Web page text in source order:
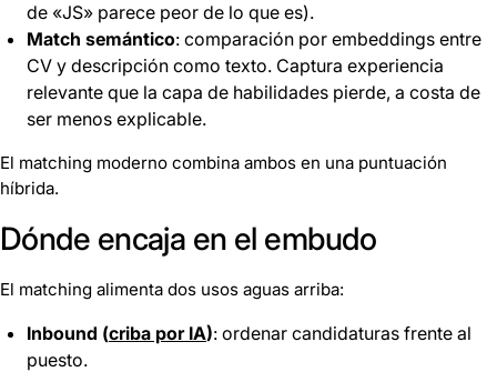
de «JS» parece peor de lo que es).
Match semántico: comparación por embeddings entre
CV y descripción como texto. Captura experiencia
relevante que la capa de habilidades pierde, a costa de
ser menos explicable.
El matching moderno combina ambos en una puntuación
híbrida.
Dónde encaja en el embudo
El matching alimenta dos usos aguas arriba:
Inbound (criba por IA): ordenar candidaturas frente al
puesto.